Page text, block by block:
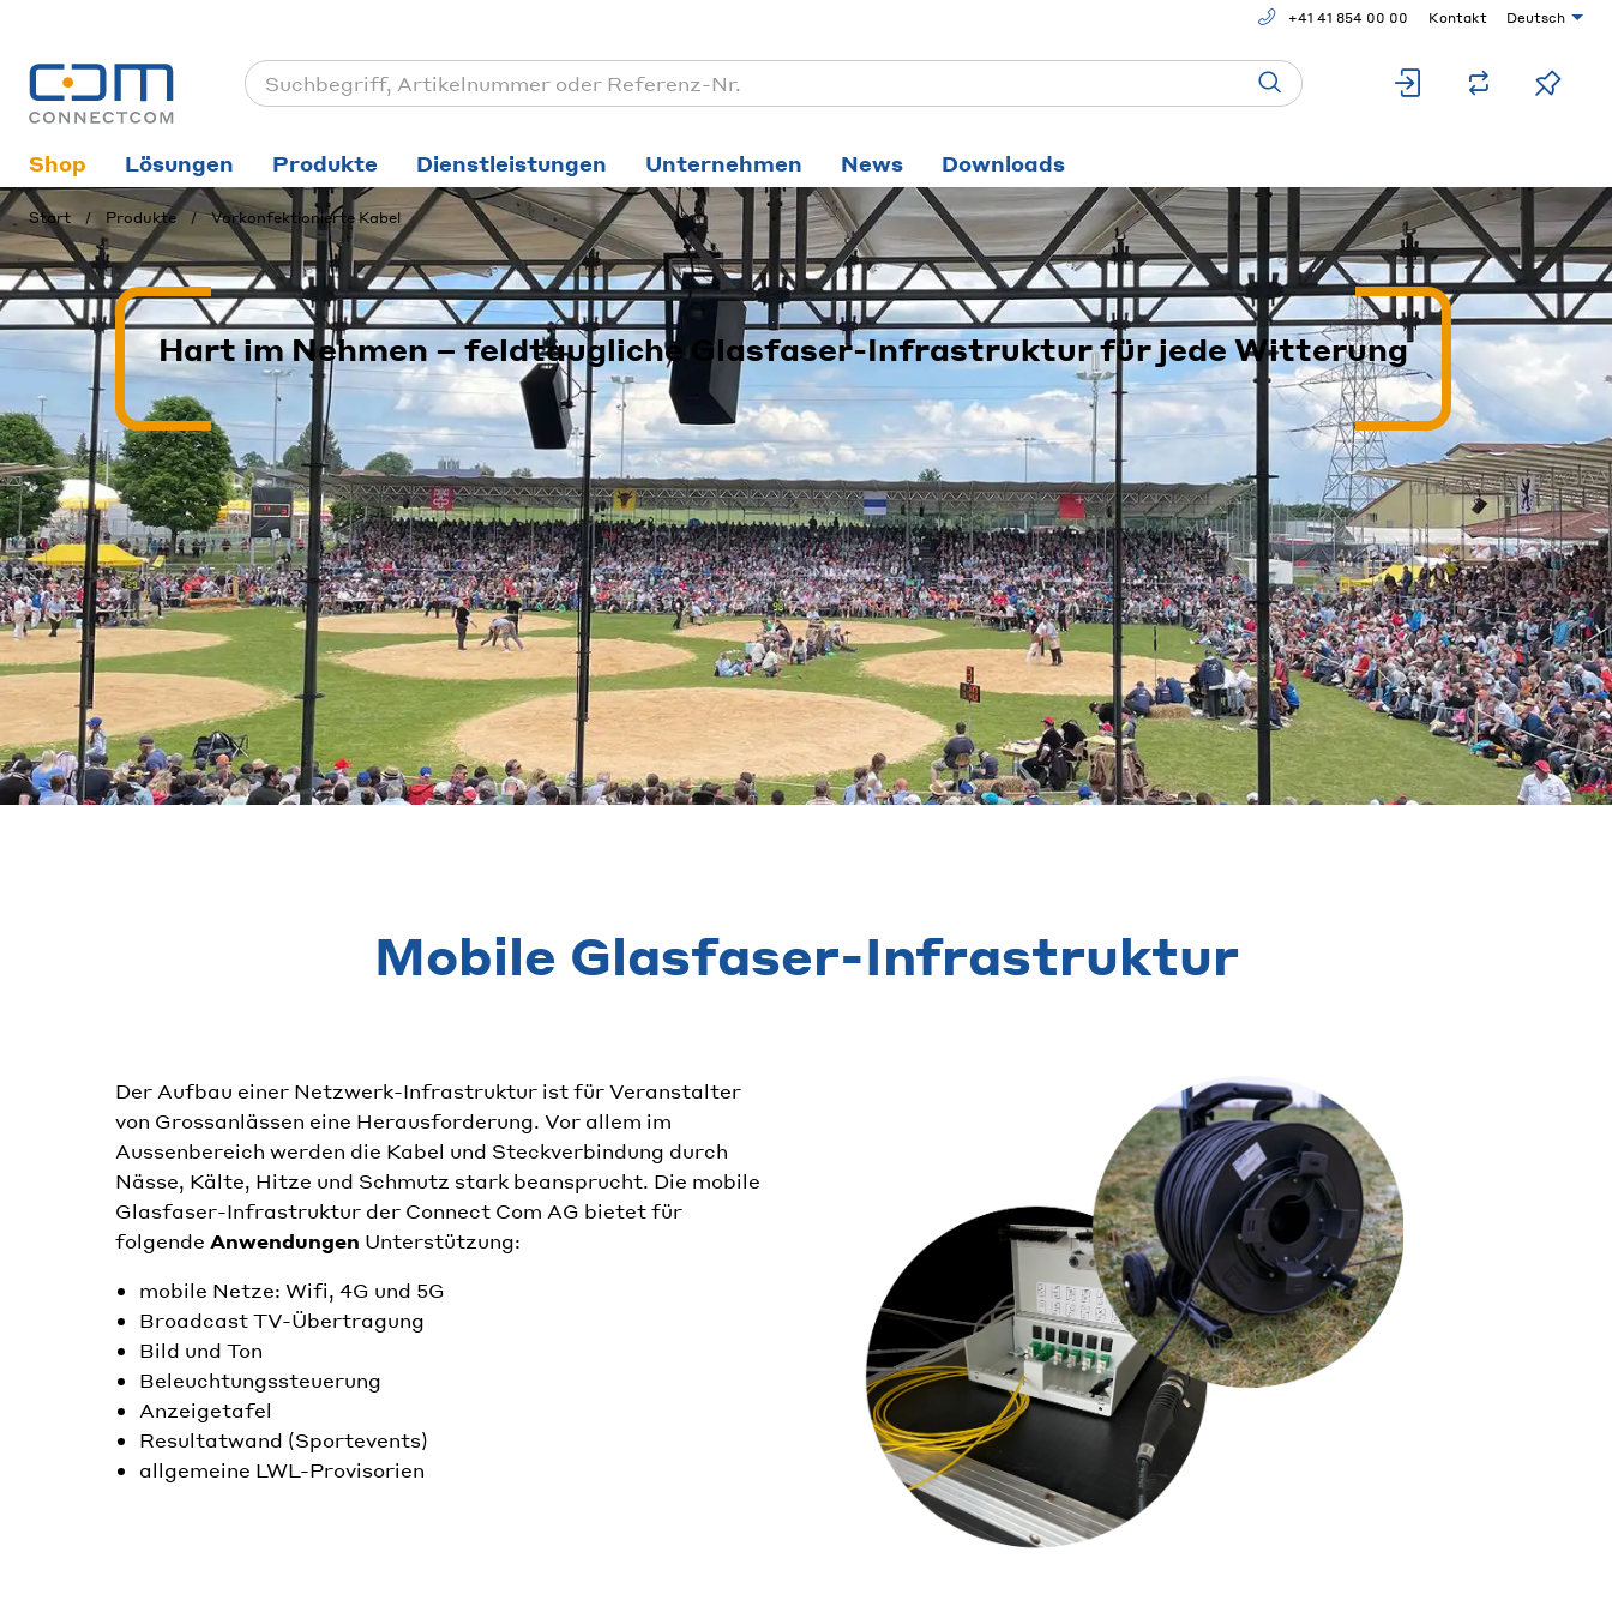
+41 41 854 00 00 Kontakt Deutsch
Shop Lösungen Produkte Dienstleistungen Unternehmen News Downloads
Start Produkte Vorkonfektionierte Kabel
Hart im Nehmen – feldtaugliche Glasfaser-Infrastruktur für jede Witterung
Mobile Glasfaser-Infrastruktur
Der Aufbau einer Netzwerk-Infrastruktur ist für Veranstalter
von Grossanlässen eine Herausforderung. Vor allem im
Aussenbereich werden die Kabel und Steckverbindung durch
Nässe, Kälte, Hitze und Schmutz stark beansprucht. Die mobile
Glasfaser-Infrastruktur der Connect Com AG bietet für
folgende Anwendungen Unterstützung:
mobile Netze: Wifi, 4G und 5G
Broadcast TV-Übertragung
Bild und Ton
Beleuchtungssteuerung
Anzeigetafel
Resultatwand (Sportevents)
allgemeine LWL-Provisorien